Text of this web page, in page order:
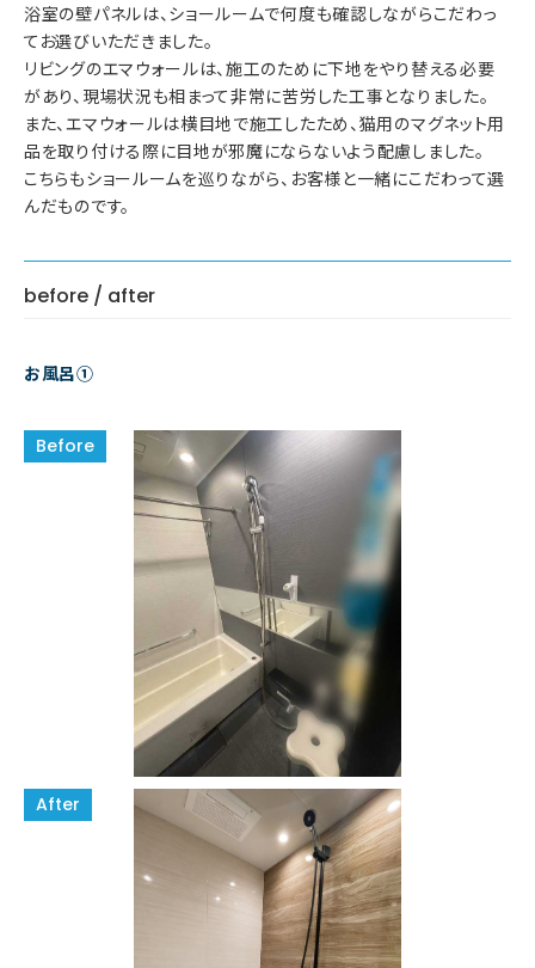
浴室の壁パネルは、ショールームで何度も確認しながらこだわっ
てお選びいただきました。
リビングのエマウォールは、施工のために下地をやり替える必要
があり、現場状況も相まって非常に苦労した工事となりました。
また、エマウォールは横目地で施工したため、猫用のマグネット用
品を取り付ける際に目地が邪魔にならないよう配慮しました。
こちらもショールームを巡りながら、お客様と一緒にこだわって選
んだものです。
before / after
お風呂①